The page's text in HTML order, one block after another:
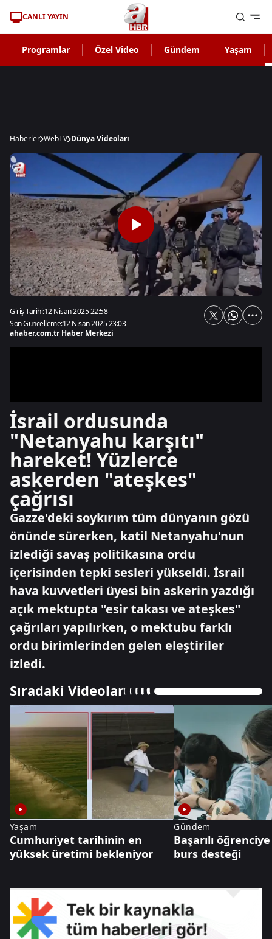
CANLI YAYIN
Programlar Özel Video Gündem Yaşam
Haberler WebTV Dünya Videoları
Giriş Tarihi:12 Nisan 2025 22:58
Son Güncelleme:12 Nisan 2025 23:03
ahaber.com.tr Haber Merkezi
İsrail ordusunda
"Netanyahu karşıtı"
hareket! Yüzlerce
askerden "ateşkes"
çağrısı
Gazze'deki soykırım tüm dünyanın gözü
önünde sürerken, katil Netanyahu'nun
izlediği savaş politikasına ordu
içerisinden tepki sesleri yükseldi. İsrail
hava kuvvetleri üyesi bin askerin yazdığı
açık mektupta "esir takası ve ateşkes"
çağrıları yapılırken, o mektubu farklı
ordu birimlerinden gelen eleştiriler
izledi.
Sıradaki Videolar
Yaşam
Cumhuriyet tarihinin en
yüksek üretimi bekleniyor
Gündem
Başarılı
burs desteği